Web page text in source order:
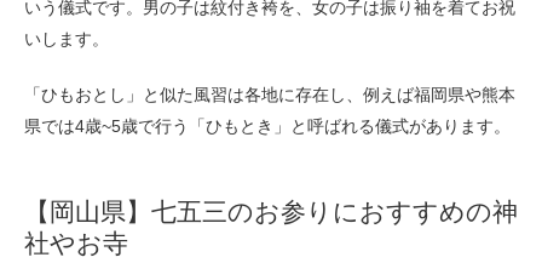
いう儀式です。男の子は紋付き袴を、女の子は振り袖を着てお祝
いします。
「ひもおとし」と似た風習は各地に存在し、例えば福岡県や熊本
県では4歳~5歳で行う「ひもとき」と呼ばれる儀式があります。
【岡山県】七五三のお参りにおすすめの神
社やお寺